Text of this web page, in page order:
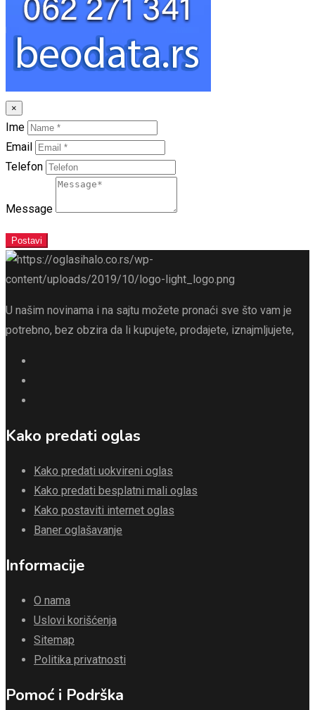
×
Ime
Email
Telefon
Message
Postavi
U našim novinama i na sajtu možete pronaći sve što vam je
potrebno, bez obzira da li kupujete, prodajete, iznajmljujete,
Kako predati oglas
Kako predati uokvireni oglas
Kako predati besplatni mali oglas
Kako postaviti internet oglas
Baner oglašavanje
Informacije
O nama
Uslovi korišćenja
Sitemap
Politika privatnosti
Pomoć i Podrška